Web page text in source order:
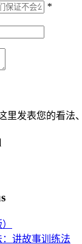
*
发表您的看法
讲故事训练法